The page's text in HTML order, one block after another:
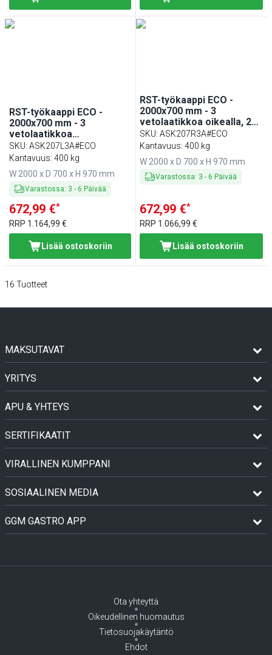
RST-työkaappi ECO -
2000x700 mm - 3
vetolaatikkoa
vasemmalla, 2 liukuovea -
roiskesuoja
SKU: ASK207L3A#ECO
Kantavuus: 400 kg
W 2000 x D 700 x H 970 mm
Varastossa: 3 - 6 Päivää
672,99 €*
RRP 1.164,99 €
Lisää ostoskoriin
RST-työkaappi ECO -
2000x700 mm - 3
vetolaatikkoa oikealla, 2
liukuovea - roiskesuoja
SKU:ASK207R3A#ECO
Kantavuus: 400 kg
W 2000 x D 700 x H 970 mm
Varastossa: 3 - 6 Päivää
672,99 €*
RRP 1.066,99 €
Lisää ostoskoriin
16 Tuotteet
MAKSUTAVAT
YRITYS
APU & YHTEYS
SERTIFIKAATIT
VIRALLINEN KUMPPANI
SOSIAALINEN MEDIA
GGM GASTRO APP
Ota yhteyttä
Oikeudellinen huomautus
Tietosuojakäytäntö
Ehdot